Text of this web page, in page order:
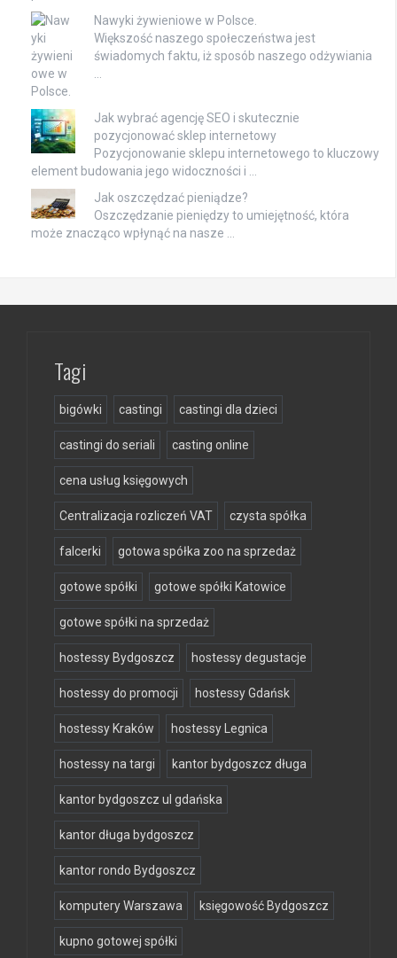
Nawyki żywieniowe w Polsce.
Większość naszego społeczeństwa jest
świadomych faktu, iż sposób naszego odżywiania
…
Jak wybrać agencję SEO i skutecznie
pozycjonować sklep internetowy
Pozycjonowanie sklepu internetowego to kluczowy
element budowania jego widoczności i …
Jak oszczędzać pieniądze?
Oszczędzanie pieniędzy to umiejętność, która
może znacząco wpłynąć na nasze …
Tagi
bigówki castingi castingi dla dzieci
castingi do seriali casting online
cena usług księgowych
Centralizacja rozliczeń VAT czysta spółka
falcerki gotowa spółka zoo na sprzedaż
gotowe spółki gotowe spółki Katowice
gotowe spółki na sprzedaż
hostessy Bydgoszcz hostessy degustacje
hostessy do promocji hostessy Gdańsk
hostessy Kraków hostessy Legnica
hostessy na targi kantor bydgoszcz długa
kantor bydgoszcz ul gdańska
kantor długa bydgoszcz
kantor rondo Bydgoszcz
komputery Warszawa księgowość Bydgoszcz
kupno gotowej spółki